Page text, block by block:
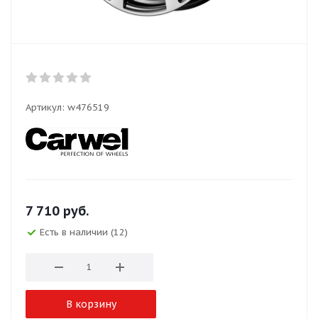
Артикул: w476519
7 710 руб.
Есть в наличии (12)
В корзину